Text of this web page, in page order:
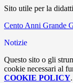
Sito utile per la
Cento Anni Grande
Notizie
Questo sito o gli
cookie necessari al
COOKIE POLICY.